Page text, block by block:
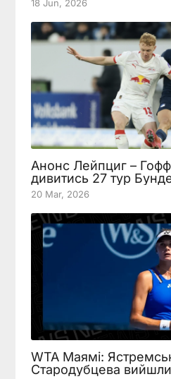
18 Jun, 2026
Анонс Лейпциг –
дивитись 27 тур
20 Mar, 2026
WTA Маямі:
Стародубцева